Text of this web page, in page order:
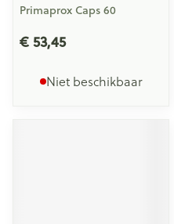
Primaprox Caps 60
€ 53,45
Niet beschikbaar